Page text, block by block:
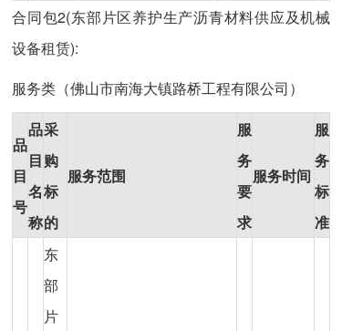
合同包2(东部片区养护生产沥青材料供应及机械
设备租赁):
服务类（佛山市南海大镇路桥工程有限公司）
品
目
号
品
目
名
称
采
购
标
的
服务范围
服
务
要
求
服务时间
服
务
标
准
东
部
片